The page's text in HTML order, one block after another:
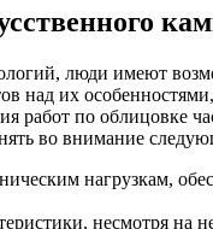
люди имеют
над их
по облицовке
во внимание
нагрузкам,
несмотря